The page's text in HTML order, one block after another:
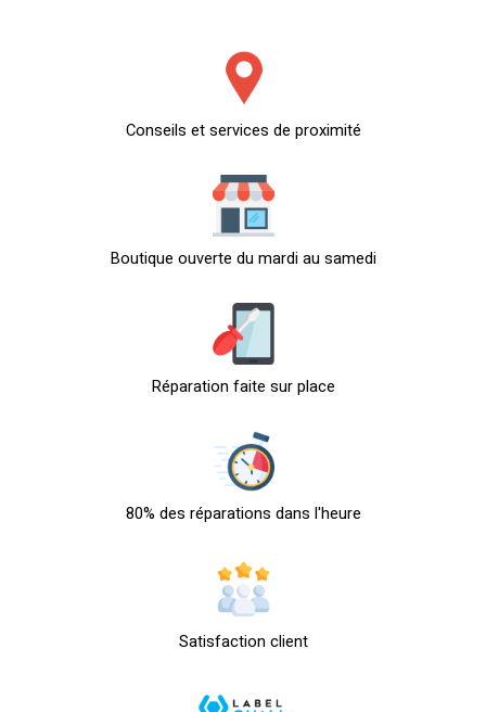
Conseils et services de proximité
Boutique ouverte du mardi au samedi
Réparation faite sur place
80% des réparations dans l'heure
Satisfaction client